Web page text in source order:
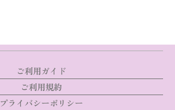
ご利用ガイド
ご利用規約
プライバシーポリシー